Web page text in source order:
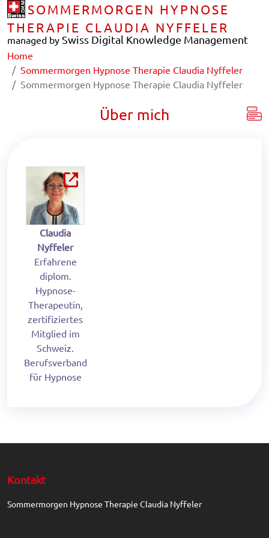
SOMMERMORGEN HYPNOSE
THERAPIE CLAUDIA NYFFELER
managed by Swiss Digital Knowledge Management
Home
Sommermorgen Hypnose Therapie Claudia Nyffeler
Sommermorgen Hypnose Therapie Claudia Nyffeler
Über mich
Claudia
Nyffeler
Erfahrene
diplom.
Hypnose-
Therapeutin,
zertifiziertes
Mitglied im
Schweiz.
Berufsverband
für Hypnose
Kontakt
Sommermorgen Hypnose Therapie Claudia Nyffeler